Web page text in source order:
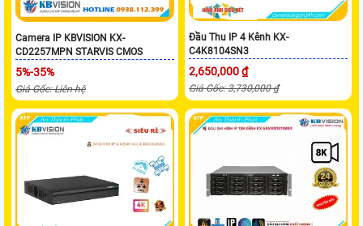
Camera IP KBVISION KX-
CD2257MPN STARVIS CMOS
5%-35%
Giá Gốc: Liên hệ
Đầu Thu IP 4 Kênh KX-
C4K8104SN3
2,650,000 ₫
Giá Gốc: 3,730,000 ₫